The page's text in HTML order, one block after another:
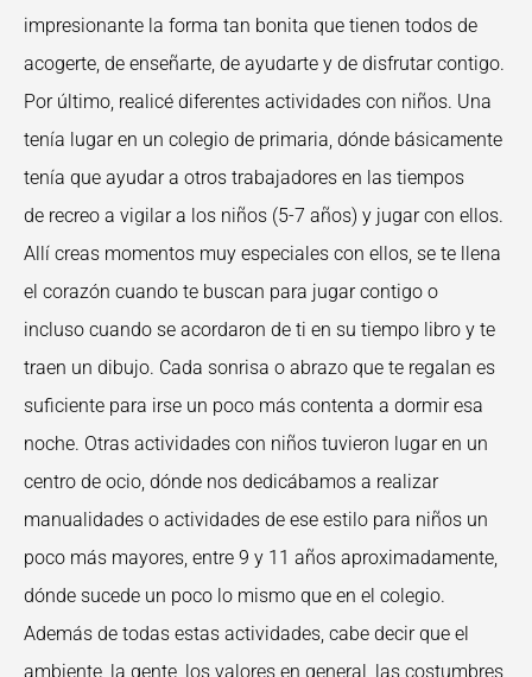
impresionante la forma tan bonita que tienen todos de
acogerte, de enseñarte, de ayudarte y de disfrutar contigo.
Por último, realicé diferentes actividades con niños. Una
tenía lugar en un colegio de primaria, dónde básicamente
tenía que ayudar a otros trabajadores en las tiempos
de recreo a vigilar a los niños (5-7 años) y jugar con ellos.
Allí creas momentos muy especiales con ellos, se te llena
el corazón cuando te buscan para jugar contigo o
incluso cuando se acordaron de ti en su tiempo libro y te
traen un dibujo. Cada sonrisa o abrazo que te regalan es
suficiente para irse un poco más contenta a dormir esa
noche. Otras actividades con niños tuvieron lugar en un
centro de ocio, dónde nos dedicábamos a realizar
manualidades o actividades de ese estilo para niños un
poco más mayores, entre 9 y 11 años aproximadamente,
dónde sucede un poco lo mismo que en el colegio.
Además de todas estas actividades, cabe decir que el
ambiente, la gente, los valores en general, las costumbres,